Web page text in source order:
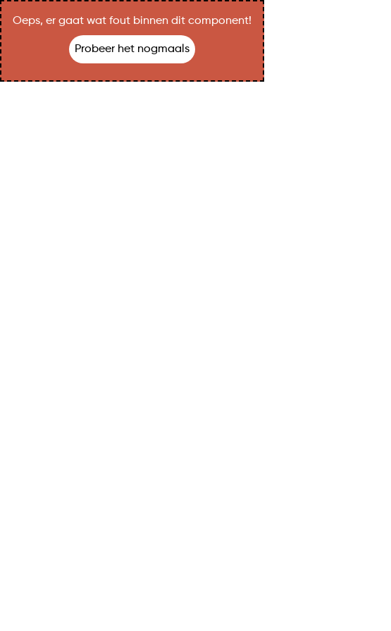
Oeps, er gaat wat fout binnen dit component!
Probeer het nogmaals